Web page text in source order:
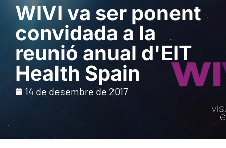
WIVI va ser ponent
convidada a la
reunió anual d'EIT
Health Spain
14 de desembre de 2017